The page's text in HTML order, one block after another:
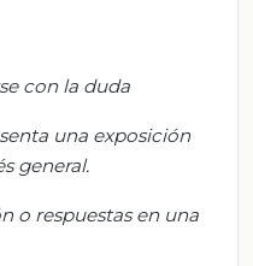
con la duda
una exposición
general.
o respuestas en una